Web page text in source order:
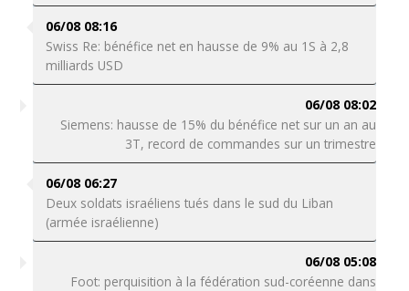
06/08 08:16
Swiss Re: bénéfice net en hausse de 9% au 1S à 2,8
milliards USD
06/08 08:02
Siemens: hausse de 15% du bénéfice net sur un an au
3T, record de commandes sur un trimestre
06/08 06:27
Deux soldats israéliens tués dans le sud du Liban
(armée israélienne)
06/08 05:08
Foot: perquisition à la fédération sud-coréenne dans